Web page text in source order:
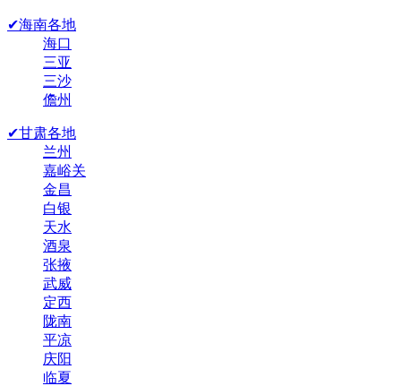
✔海南各地
海口
三亚
三沙
儋州
✔甘肃各地
兰州
嘉峪关
金昌
白银
天水
酒泉
张掖
武威
定西
陇南
平凉
庆阳
临夏